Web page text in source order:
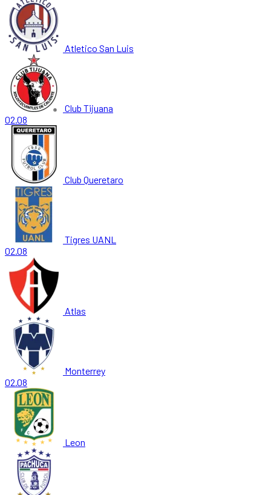
Atletico San Luis
Club Tijuana
02.08
Club Queretaro
Tigres UANL
02.08
Atlas
Monterrey
02.08
Leon